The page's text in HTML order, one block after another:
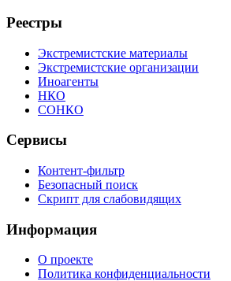
Реестры
Экстремистские материалы
Экстремистские организации
Иноагенты
НКО
СОНКО
Сервисы
Контент-фильтр
Безопасный поиск
Скрипт для слабовидящих
Информация
О проекте
Политика конфиденциальности